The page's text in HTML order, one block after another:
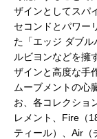
ザインとしてスパ
セコンドとパワー
た「エッジ ダブ
ルビヨンなどを擁
ザインと高度な手
ムーブメントの心
お、各コレクショ
レメント、Fire（
ティール）、Air